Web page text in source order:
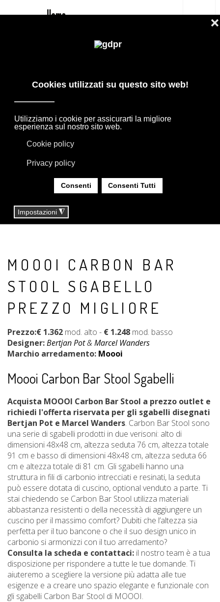
SGABELLO PREZZO MIGLIORE
FLEXFORM, MOOOI. BIANCHERIA, TAPPETI E
LIMONTA. ILLUMINAZIONE DAVIDE GROPPI
OLUCE.
SEI QUI: HOME SHOP SEDIE E SGABELLI
MOOOI CARBON BAR
STOOL SGABELLO
PREZZO MIGLIORE
Prezzo:€ 1.362 mod. alto - € 1.248 mod. basso
Designer:Bertjan Pot& Marcel Wanders
Marchio arredamento: Moooi
Moooi Carbon Bar Stool Sgabelli
Acquista MOOOI Carbon Bar Stool a prezzo outlet e
richiedi l'offerta riservata per gli sgabelli disegnati
Bertjan Pot e Marcel Wanders. Carbon Bar Stool sono
una serie di sgabelli prodotti in due verisoni: alto di
dimensioni 48x48 cm, altezza seduta 76 cm, altezza totale
91 cm e basso di dimensioni 48x48 cm, altezza seduta 66
cm e altezza totale di 81 cm. Gli sgabelli hanno una
struttura in fili di carbonio intrecciati e resinati, la seduta
può essere dotata di cuscino, optional venduto a parte. Ti
stai chiedendo se Carbon Bar Stool utilizza materiali
abbastanza resistenti o della necessità di aggiungere un
cuscino per il massimo comfort? Dubiti che l’altezza sia
perfetta per il tuo bancone o che il suo design unico in
carbonio si armonizzi con il tuo arredamento?
Consulta la scheda e contattaci: il nostro team è a tua
disposizione per rispondere a tutte le tue domande. Ti
aiuteremo a scegliere la versione più adatta alle tue
esigenze e a creare uno spazio elegante e funzionale con
gli sgabelli Carbon Bar Stool di MOOOI.